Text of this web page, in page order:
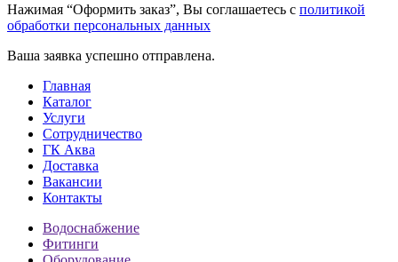
Нажимая “Оформить заказ”, Вы соглашаетесь с политикой
обработки персональных данных
Ваша заявка успешно отправлена.
Главная
Каталог
Услуги
Сотрудничество
ГК Аква
Доставка
Вакансии
Контакты
Водоснабжение
Фитинги